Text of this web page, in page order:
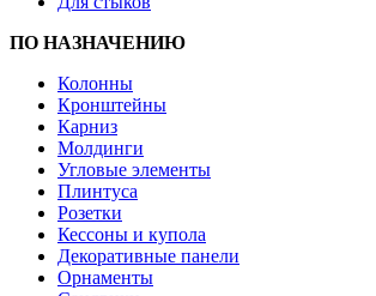
ПО НАЗНАЧЕНИЮ
Колонны
Кронштейны
Карниз
Молдинги
Угловые элементы
Плинтуса
Розетки
Кессоны и купола
Декоративные панели
Орнаменты